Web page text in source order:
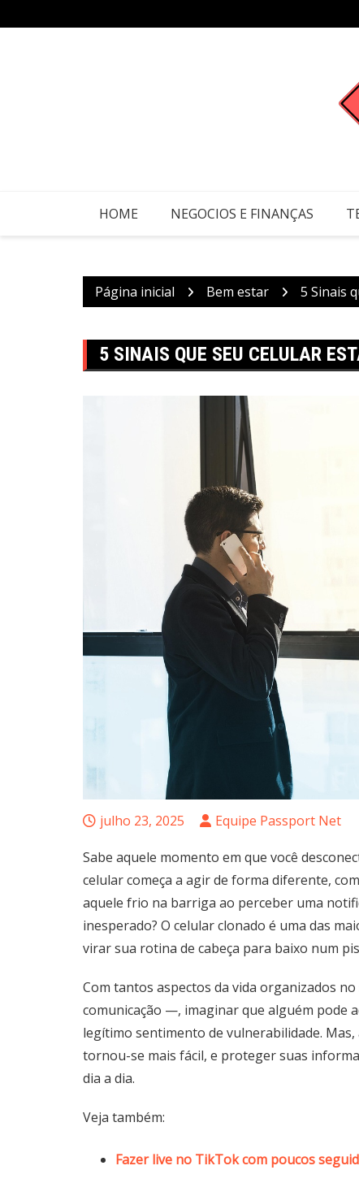
para
HOME NEGOCIOS E FINANÇAS
Página inicial Bem estar 5 Sinais
5 SINAIS QUE SEU CELULAR
julho 23, 2025 Equipe Passport Net
Sabe aquele momento em que você
celular começa a agir de forma diferente,
aquele frio na barriga ao perceber uma
inesperado? O celular clonado é uma das
virar sua rotina de cabeça para baixo num
Com tantos aspectos da vida organizados
comunicação —, imaginar que alguém pode
legítimo sentimento de vulnerabilidade.
tornou-se mais fácil, e proteger suas
dia a dia.
Veja também:
Fazer live no TikTok com poucos